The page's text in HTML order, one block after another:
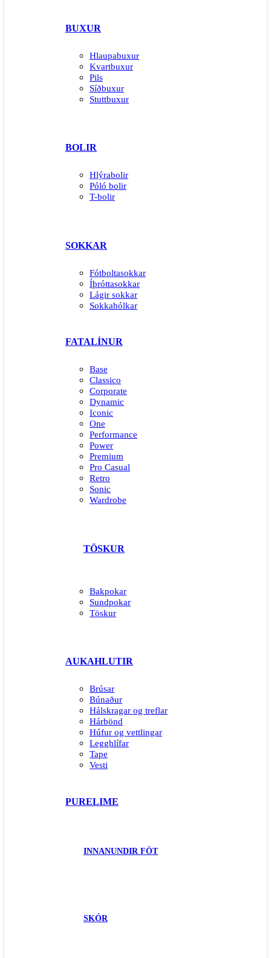
BUXUR
Hlaupabuxur
Kvartbuxur
Pils
Síðbuxur
Stuttbuxur
BOLIR
Hlýrabolir
Póló bolir
T-bolir
SOKKAR
Fótboltasokkar
Íþróttasokkar
Lágir sokkar
Sokkahólkar
FATALÍNUR
Base
Classico
Corporate
Dynamic
Iconic
One
Performance
Power
Premium
Pro Casual
Retro
Sonic
Wardrobe
TÖSKUR
Bakpokar
Sundpokar
Töskur
AUKAHLUTIR
Brúsar
Búnaður
Hálskragar og treflar
Hárbönd
Húfur og vettlingar
Legghlífar
Tape
Vesti
PURELIME
INNANUNDIR FÖT
SKÓR